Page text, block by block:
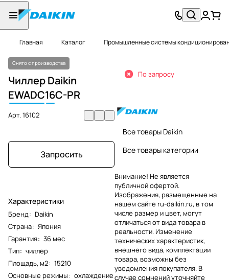
Главная Каталог Промышленные системы
Снято с производства
Чиллер Daikin
EWADC16C-PR
Арт.16102
Запросить
Характеристики
Бренд: Daikin
Страна: Япония
Гарантия: 36 мес
Тип: чиллер
Площадь, м2: 15210
Основные режимы: охлаждение
По запросу
Все товары Daikin
Все товары категории
Внимание! Не является
публичной офертой.
Изображения, размещенные на
нашем сайте ru-daikin.ru, в том
числе размер и цвет, могут
отличаться от вида товара в
реальности. Изменение
технических характеристик,
внешнего вида, комплектации
товара, возможны без
уведомления покупателя. В
случае сомнений уточняйте